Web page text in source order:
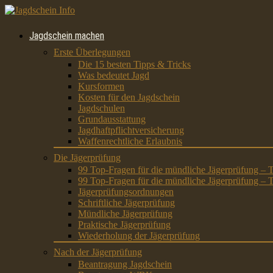
Jagdschein machen
Erste Überlegungen
Die 15 besten Tipps & Tricks
Was bedeutet Jagd
Kursformen
Kosten für den Jagdschein
Jagdschulen
Grundausstattung
Jagdhaftpflichtversicherung
Waffenrechtliche Erlaubnis
Die Jägerprüfung
99 Top-Fragen für die mündliche Jägerprüfung –
99 Top-Fragen für die mündliche Jägerprüfung –
Jägerprüfungsordnungen
Schriftliche Jägerprüfung
Mündliche Jägerprüfung
Praktische Jägerprüfung
Wiederholung der Jägerprüfung
Nach der Jägerprüfung
Beantragung Jagdschein